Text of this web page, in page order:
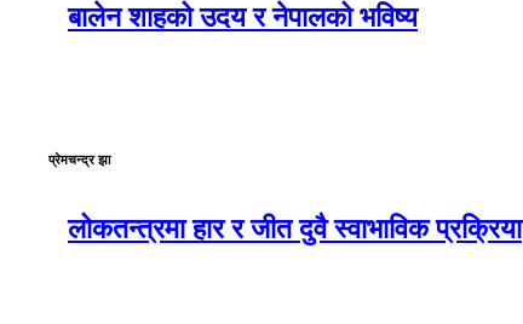
बालेन शाहको उदय र नेपालको भविष्य
प्रेमचन्द्र झा
लोकतन्त्रमा हार र जीत दुवै स्वाभाविक प्रक्रिया